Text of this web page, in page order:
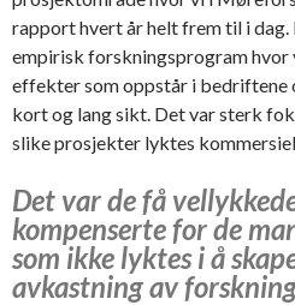
rapport hvert år helt frem til i
empirisk forskningsprogram hvor
effekter som oppstår i bedriftene
kort og lang sikt. Det var sterk
slike prosjekter lyktes
Det var de få
kompenserte for de
som ikke lyktes i å
avkastning av